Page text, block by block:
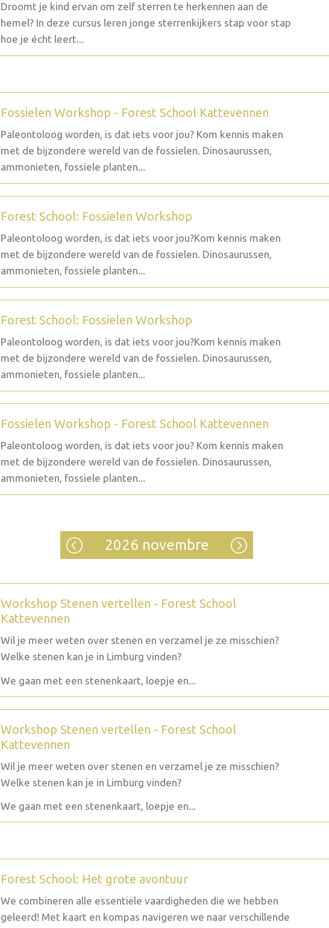
Droomt je kind ervan om zelf sterren te herkennen aan de
hemel? In deze cursus leren jonge sterrenkijkers stap voor stap
hoe je écht leert...
Fossielen Workshop - Forest School Kattevennen
Paleontoloog worden, is dat iets voor jou? Kom kennis maken
met de bijzondere wereld van de fossielen. Dinosaurussen,
ammonieten, fossiele planten...
Forest School: Fossielen Workshop
Paleontoloog worden, is dat iets voor jou?Kom kennis maken
met de bijzondere wereld van de fossielen. Dinosaurussen,
ammonieten, fossiele planten...
Forest School: Fossielen Workshop
Paleontoloog worden, is dat iets voor jou?Kom kennis maken
met de bijzondere wereld van de fossielen. Dinosaurussen,
ammonieten, fossiele planten...
Fossielen Workshop - Forest School Kattevennen
Paleontoloog worden, is dat iets voor jou? Kom kennis maken
met de bijzondere wereld van de fossielen. Dinosaurussen,
ammonieten, fossiele planten...
2026 novembre
Workshop Stenen vertellen - Forest School
Kattevennen
Wil je meer weten over stenen en verzamel je ze misschien?
Welke stenen kan je in Limburg vinden?
We gaan met een stenenkaart, loepje en...
Workshop Stenen vertellen - Forest School
Kattevennen
Wil je meer weten over stenen en verzamel je ze misschien?
Welke stenen kan je in Limburg vinden?
We gaan met een stenenkaart, loepje en...
Forest School: Het grote avontuur
We combineren alle essentiële vaardigheden die we hebben
geleerd! Met kaart en kompas navigeren we naar verschillende